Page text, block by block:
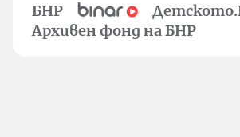
БНР
Архивен фонд на БНР